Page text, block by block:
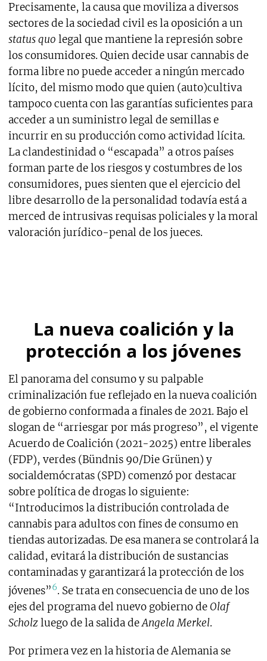
Precisamente, la causa que moviliza a diversos
sectores de la sociedad civil es la oposición a un
status quo legal que mantiene la represión sobre
los consumidores. Quien decide usar cannabis de
forma libre no puede acceder a ningún mercado
lícito, del mismo modo que quien (auto)cultiva
tampoco cuenta con las garantías suficientes para
acceder a un suministro legal de semillas e
incurrir en su producción como actividad lícita.
La clandestinidad o “escapada” a otros países
forman parte de los riesgos y costumbres de los
consumidores, pues sienten que el ejercicio del
libre desarrollo de la personalidad todavía está a
merced de intrusivas requisas policiales y la moral
valoración jurídico-penal de los jueces.
La nueva coalición y la
protección a los jóvenes
El panorama del consumo y su palpable
criminalización fue reflejado en la nueva coalición
de gobierno conformada a finales de 2021. Bajo el
slogan de “arriesgar por más progreso”, el vigente
Acuerdo de Coalición (2021-2025) entre liberales
(FDP), verdes (Bündnis 90/Die Grünen) y
socialdemócratas (SPD) comenzó por destacar
sobre política de drogas lo siguiente:
“Introducimos la distribución controlada de
cannabis para adultos con fines de consumo en
tiendas autorizadas. De esa manera se controlará la
calidad, evitará la distribución de sustancias
contaminadas y garantizará la protección de los
jóvenes”6. Se trata en consecuencia de uno de los
ejes del programa del nuevo gobierno de Olaf
Scholzluego de la salida deAngela Merkel.
Por primera vez en la historia de Alemania se